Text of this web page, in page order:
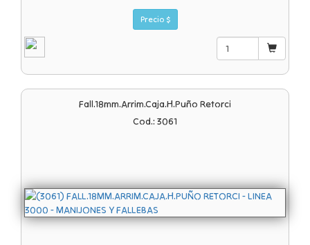
Precio $
Fall.18mm.arrim.caja.h.puño Retorci
Cod.: 3061